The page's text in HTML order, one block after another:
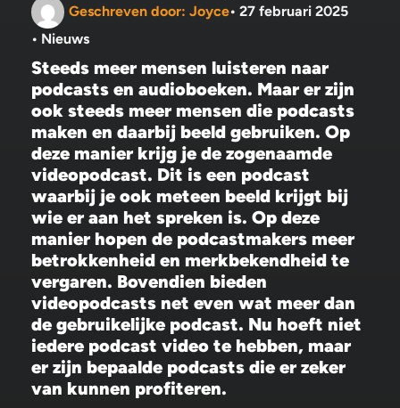
Geschreven door: Joyce• 27 februari 2025
• Nieuws
Steeds meer mensen luisteren naar
podcasts en audioboeken. Maar er zijn
ook steeds meer mensen die podcasts
maken en daarbij beeld gebruiken. Op
deze manier krijg je de zogenaamde
videopodcast. Dit is een podcast
waarbij je ook meteen beeld krijgt bij
wie er aan het spreken is. Op deze
manier hopen de podcastmakers meer
betrokkenheid en merkbekendheid te
vergaren. Bovendien bieden
videopodcasts net even wat meer dan
de gebruikelijke podcast. Nu hoeft niet
iedere podcast video te hebben, maar
er zijn bepaalde podcasts die er zeker
van kunnen profiteren.